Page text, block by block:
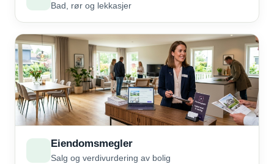
Bad, rør og lekkasjer
Eiendomsmegler
Salg og verdivurdering av bolig